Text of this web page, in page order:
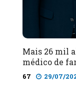
Mais 26 mil
médico de
67 29/07/